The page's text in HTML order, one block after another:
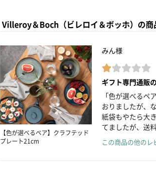
Villeroy＆Boch（ビレロイ＆ボッホ）の商
【色が選べるペア】クラフテッド
プレート21cm
みん様
ギフト専門通販
「色が選べる
おりましたが、
紙袋もやたら大
てましたが、送
この商品の他のレ